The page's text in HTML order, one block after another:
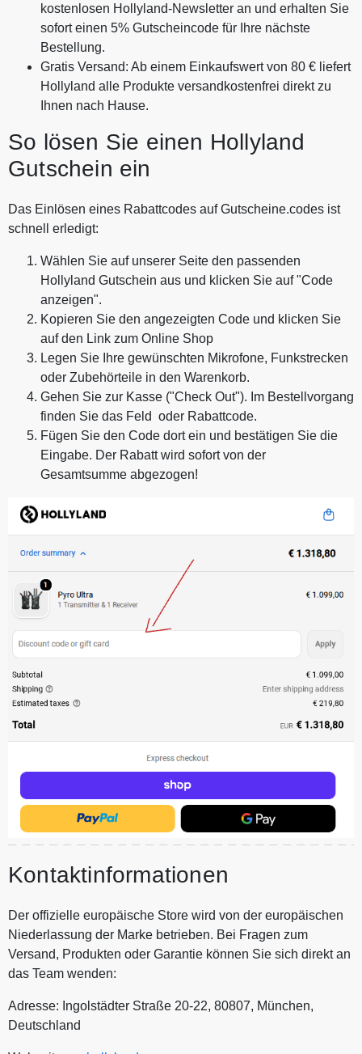
kostenlosen Hollyland-Newsletter an und erhalten Sie
sofort einen 5% Gutscheincode für Ihre nächste
Bestellung.
Gratis Versand: Ab einem Einkaufswert von 80 € liefert
Hollyland alle Produkte versandkostenfrei direkt zu
Ihnen nach Hause.
So lösen Sie einen Hollyland
Gutschein ein
Das Einlösen eines Rabattcodes auf Gutscheine.codes ist
schnell erledigt:
Wählen Sie auf unserer Seite den passenden
Hollyland Gutschein aus und klicken Sie auf "Code
anzeigen".
Kopieren Sie den angezeigten Code und klicken Sie
auf den Link zum Online Shop
Legen Sie Ihre gewünschten Mikrofone, Funkstrecken
oder Zubehörteile in den Warenkorb.
Gehen Sie zur Kasse ("Check Out"). Im Bestellvorgang
finden Sie das Feld oder Rabattcode.
Fügen Sie den Code dort ein und bestätigen Sie die
Eingabe. Der Rabatt wird sofort von der
Gesamtsumme abgezogen!
Kontaktinformationen
Der offizielle europäische Store wird von der europäischen
Niederlassung der Marke betrieben. Bei Fragen zum
Versand, Produkten oder Garantie können Sie sich direkt an
das Team wenden:
Adresse: Ingolstädter Straße 20-22, 80807, München,
Deutschland